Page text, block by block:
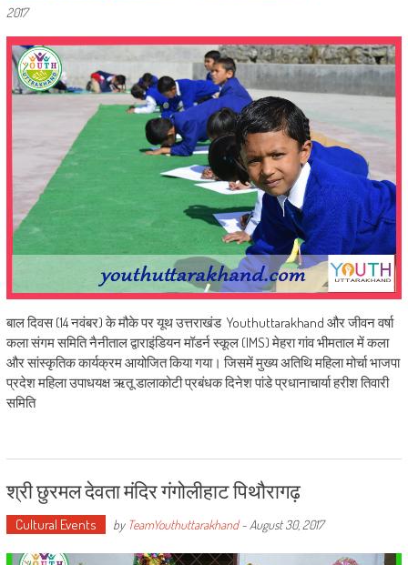
2017
बाल दिवस (14 नवंबर) के मौके पर यूथ उत्तराखंड Youthuttarakhand और जीवन वर्षा
कला संगम समिति नैनीताल द्वाराइंडियन मॉडर्न स्कूल (IMS) मेहरा गांव भीमताल में कला
और सांस्कृतिक कार्यक्रम आयोजित किया गया। जिसमें मुख्य अतिथि महिला मोर्चा भाजपा
प्रदेश महिला उपाधयक्ष ऋतू डालाकोटी प्रबंधक दिनेश पांडे प्रधानाचार्या हरीश तिवारी
समिति
श्री छुरमल देवता मंदिर गंगोलीहाट पिथौरागढ़
Cultural Events by TeamYouthuttarakhand- August 30, 2017